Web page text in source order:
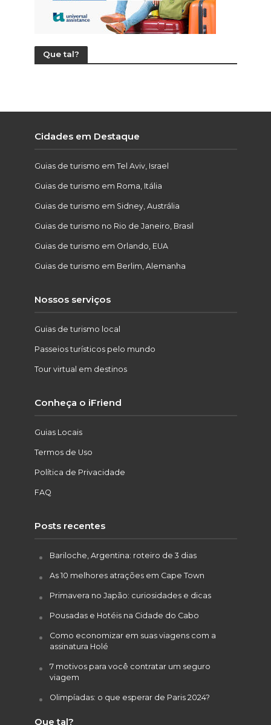
Que tal?
Cidades em Destaque
Guias de turismo em Tel Aviv, Israel
Guias de turismo em Roma, Itália
Guias de turismo em Sidney, Austrália
Guias de turismo no Rio de Janeiro, Brasil
Guias de turismo em Orlando, EUA
Guias de turismo em Berlim, Alemanha
Nossos serviços
Guias de turismo local
Passeios turísticos pelo mundo
Tour virtual em destinos
Conheça o iFriend
Guias Locais
Termos de Uso
Política de Privacidade
FAQ
Posts recentes
Bariloche, Argentina: roteiro de 3 dias
As 10 melhores atrações em Cape Town
Primavera no Japão: curiosidades e dicas
Pousadas e Hotéis na Cidade do Cabo
Como economizar em suas viagens com a
assinatura Holé
7 motivos para você contratar um seguro
viagem
Olimpíadas: o que esperar de Paris 2024?
Que tal?